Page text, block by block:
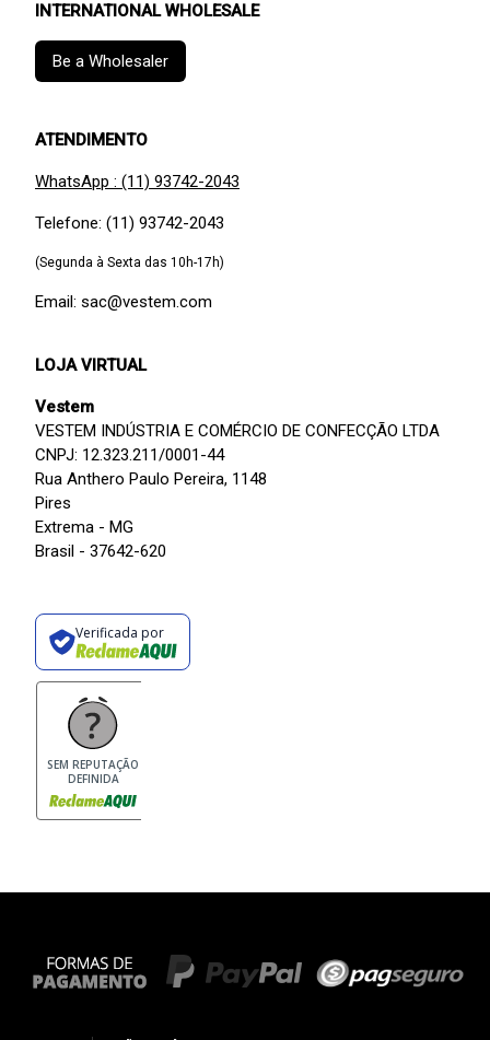
INTERNATIONAL WHOLESALE
Be a Wholesaler
ATENDIMENTO
WhatsApp : (11) 93742-2043
Telefone: (11) 93742-2043
(Segunda à Sexta das 10h-17h)
Email: sac@vestem.com
LOJA VIRTUAL
Vestem
VESTEM INDÚSTRIA E COMÉRCIO DE CONFECÇÃO LTDA
CNPJ: 12.323.211/0001-44
Rua Anthero Paulo Pereira, 1148
Pires
Extrema - MG
Brasil - 37642-620
Verificada por
SEM REPUTAÇÃO
DEFINIDA